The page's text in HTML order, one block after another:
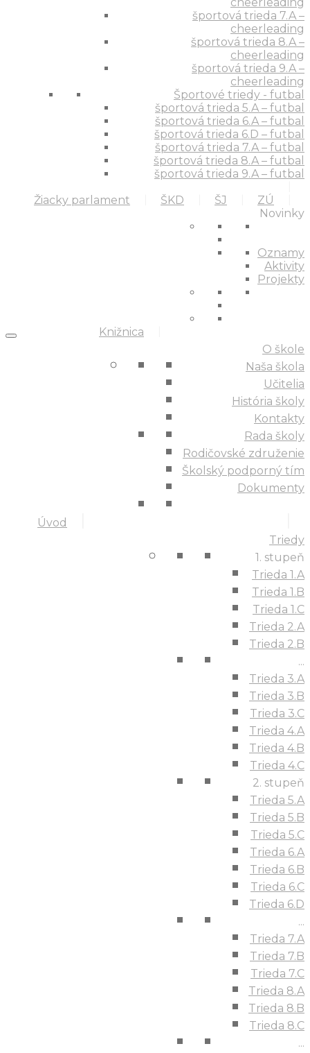
športová trieda 7.A –
cheerleading
športová trieda 8.A –
cheerleading
športová trieda 9.A –
cheerleading
Športové triedy - futbal
športová trieda 5.A – futbal
športová trieda 6.A – futbal
športová trieda 6.D – futbal
športová trieda 7.A – futbal
športová trieda 8.A – futbal
športová trieda 9.A – futbal
Žiacky parlament
ŠKD ŠJ ZÚ
Knižnica
Novinky
Oznamy
Aktivity
Projekty
Úvod
O škole
Naša škola
Učitelia
História školy
Kontakty
Rada školy
Rodičovské združenie
Školský podporný tím
Dokumenty
Triedy
1. stupeň
Trieda 1.A
Trieda 1.B
Trieda 1.C
Trieda 2.A
Trieda 2.B
...
Trieda 3.A
Trieda 3.B
Trieda 3.C
Trieda 4.A
Trieda 4.B
Trieda 4.C
2. stupeň
Trieda 5.A
Trieda 5.B
Trieda 5.C
Trieda 6.A
Trieda 6.B
Trieda 6.C
Trieda 6.D
...
Trieda 7.A
Trieda 7.B
Trieda 7.C
Trieda 8.A
Trieda 8.B
Trieda 8.C
...